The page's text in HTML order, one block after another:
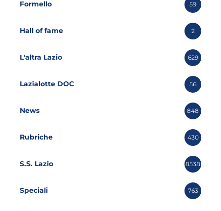
Formello 59
Hall of fame 2
L'altra Lazio 629
Lazialotte DOC 56
News 848
Rubriche 430
S.S. Lazio 8538
Speciali 763